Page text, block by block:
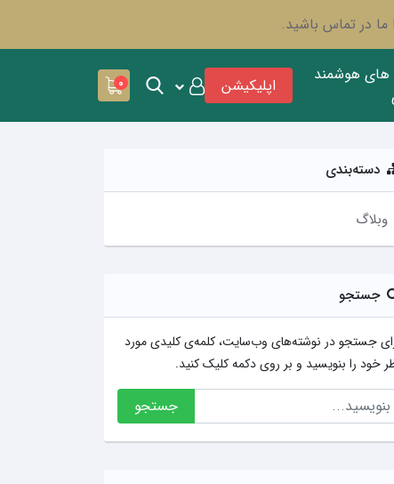
در تماس باشید.
های هوشمند
اپلیکیشن 0
دسته‌بندی
وبلاگ
جستجو
جستجو در نوشته‌های وب‌سایت، کلمه‌ی کلیدی مورد
خود را بنویسید و بر روی دکمه کلیک کنید.
جستجو